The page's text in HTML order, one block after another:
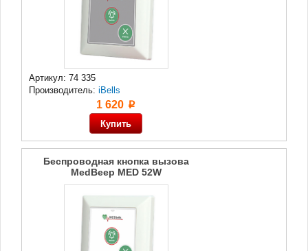
Артикул: 74 335
Производитель: iBells
1 620 p
Беспроводная кнопка вызова
MedBeep MED 52W